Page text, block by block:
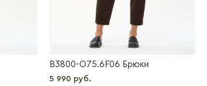
B3800-O75.6F06 Брюки
5 990 руб.